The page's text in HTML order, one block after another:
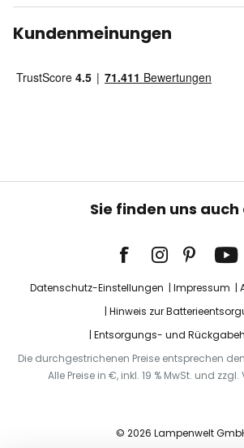
Kundenmeinungen
Sie finden uns auch
Datenschutz-Einstellungen Impressum
Hinweis zur
Entsorgungs- und
Die durchgestrichenen Preise entsprechen
Alle Preise in €, inkl. 19 % MwSt. und
© 2026 Lampenwelt